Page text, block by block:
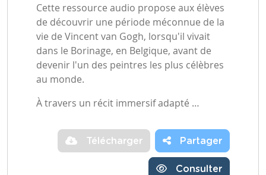
Cette ressource audio propose aux élèves
de découvrir une période méconnue de la
vie de Vincent van Gogh, lorsqu'il vivait
dans le Borinage, en Belgique, avant de
devenir l'un des peintres les plus célèbres
au monde.
À travers un récit immersif adapté …
Télécharger Partager
Consulter